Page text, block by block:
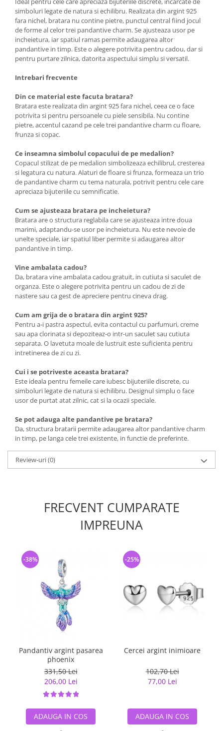
simboluri legate de natura si echilibru. Realizata din argint 925
fara nichel, bratara nu contine pietre, punctul central fiind jocul
de forme al celor trei pandantive charm. Se ajusteaza usor pe
incheietura, iar spatiul ramas permite adaugarea altor
pandantive in timp. Este o alegere potrivita pentru cadou, dar si
pentru purtare zilnica, datorita aspectului simplu si versatil.
Intrebari frecvente
Din ce material este facuta bratara?
Bratara este realizata din argint 925 fara nichel, ceea ce o face
potrivita si pentru persoanele cu piele sensibila. Nu contine
pietre, accentul cazand pe cele trei pandantive charm cu floare,
frunza si copac.
Ce inseamna simbolul copacului de pe medalion?
Copacul stilizat de pe medalion simbolizeaza echilibrul, cresterea
si legatura cu natura. Alaturi de floare si frunza, formeaza un trio
de pandantive charm cu tema naturala, potrivit pentru cele care
apreciaza bijuteriile cu semnificatie.
Cum se ajusteaza bratara pe incheietura?
Bratara are o structura reglabila care se ajusteaza intre doua
marimi, adaptandu-se usor pe incheietura. Nu este nevoie de
unelte speciale, iar spatiul liber permite si adaugarea altor
pandantive in timp.
Vine ambalata cadou?
Da, bratara vine ambalata cadou gratuit, in cutiuta si saculet de
organza. Este o alegere potrivita pentru un cadou de zi de
nastere sau ca gest de apreciere pentru cineva drag.
Cum am grija de o bratara din argint 925?
Pentru a-i pastra aspectul, evita contactul cu parfumuri, creme
sau apa clorinata si depoziteaz-o intr-un saculet sau cutiuta
separata. O lavetuta moale de lustruit este suficienta pentru
intretinerea de zi cu zi.
Cui i se potriveste aceasta bratara?
Este ideala pentru femeile care iubesc bijuteriile discrete, cu
simboluri legate de natura si echilibru. Designul simplu o face
usor de purtat atat zilnic, cat si la ocazii speciale.
Se pot adauga alte pandantive pe bratara?
Da, structura bratarii permite adaugarea altor pandantive charm
in timp, pe langa cele trei existente, in functie de preferinte.
Review-uri(0)
FRECVENT CUMPARATE
IMPREUNA
Pandantiv argint pasarea
phoenix
331,50 Lei
206,00 Lei
-38%
ADAUGA IN COS
Cercei argint inimioare
102,70 Lei
77,00 Lei
-25%
ADAUGA IN COS